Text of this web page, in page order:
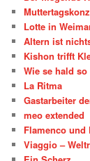
Lotte in
Altern ist
Kishon trifft
Wie se hald
La Ritma
Gastarbeiter
meo extended
Flamenco und
Viaggio –